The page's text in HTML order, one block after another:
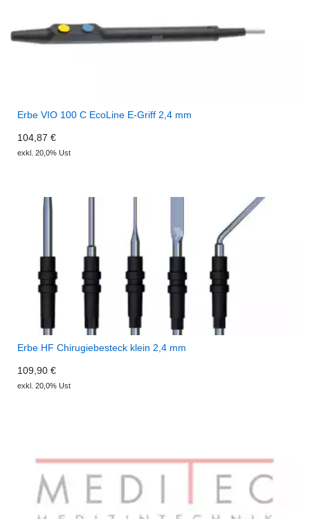
Erbe VIO 100 C EcoLine E-Griff 2,4 mm
104,87 €
exkl. 20,0% Ust
Erbe HF Chirugiebesteck klein 2,4 mm
109,90 €
exkl. 20,0% Ust